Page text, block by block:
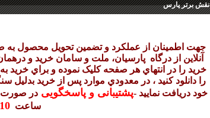
نقش برتر پارس
جهت اطمينان از عملکرد و تضمين تحويل محصول
آنلاين از درگاه پارسيان، ملت و سامان خريد و
خريد را در انتهاي هر صفحه کليک نموده و براي خريد
را دانلود کنيد ، در معدودي موارد پس از خريد بدليل
خود دريافت نماييد -پشتيبانی و پاسخگويی در صورت
ساعت 10